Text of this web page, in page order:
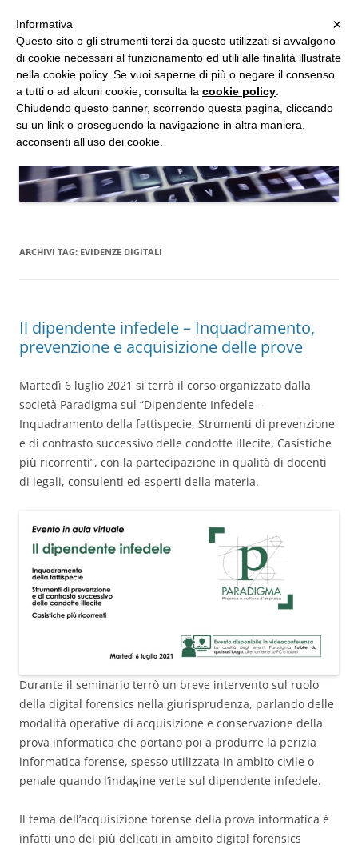
Vai
al
contenuto
Studio d'Informatica Forense
Perizie Informatiche Forensi, CTP e CTU in Processi Civili e Penali
ARCHIVI TAG: EVIDENZE DIGITALI
Il dipendente infedele – Inquadramento,
prevenzione e acquisizione delle prove
Martedì 6 luglio 2021 si terrà il corso organizzato dalla
società Paradigma sul “Dipendente Infedele –
Inquadramento della fattispecie, Strumenti di prevenzione
e di contrasto successivo delle condotte illecite, Casistiche
più ricorrenti”, con la partecipazione in qualità di docenti
di legali, consulenti ed esperti della materia.
Durante il seminario terrò un breve intervento sul ruolo
della digital forensics nella giurisprudenza, parlando delle
modalità operative di acquisizione e conservazione della
prova informatica che portano poi a produrre la perizia
informatica forense, spesso utilizzata in ambito civile o
penale quando l’indagine verte sul dipendente infedele.
Il tema dell’acquisizione forense della prova informatica è
infatti uno dei più delicati in ambito digital forensics
MENU ×
Informativa
Questo sito o gli strumenti terzi da questo utilizzati si avvalgono
di cookie necessari al funzionamento ed utili alle finalità illustrate
nella cookie policy. Se vuoi saperne di più o negare il consenso
a tutti o ad alcuni cookie, consulta la cookie policy
Chiudendo questo banner, scorrendo questa pagina, cliccando
su un link o proseguendo la navigazione in altra maniera,
acconsenti all’uso dei cookie.